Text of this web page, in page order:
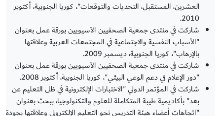
العشرين، المستقبل، التحديات والتوقعات"، كوريا الجنوبية، أكتوبر
2010.
شاركت في منتدى جمعية الصحفيين الآسيويين بورقة عمل بعنوان
"الأسباب النفسية والاجتماعية في المجتمعات العربية وعلاقتها
بالإرهاب"، كوريا الجنوبية، ديسمبر 2009.
شاركت في منتدى جمعية الصحفيين الآسيويين بورقة عمل بعنوان
"دور الإعلام في دعم الوعي البيئي"، كوريا الجنوبية، أكتوبر 2008.
شاركت في المؤتمر الدولي "الاختبارات الإلكترونية في ظل التعليم عن
بعد" بأكاديمية طيبة المتكاملة للعلوم والتكنولوجيا، ببحث بعنوان
"اتجاهات أعضاء هيئة التدريس نحو التعليم الإلكتروني وعلاقتها بجودة